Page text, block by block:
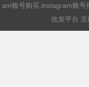
am账号购买,instagram账
批发平台